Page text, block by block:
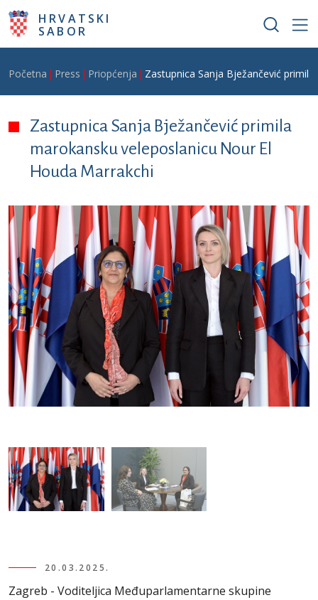
Skoči na glavni sadržaj
HRVATSKI
SABOR
Breadcrumb
Početna Press Priopćenja Zastupnica Sanja Bježančević
Zastupnica Sanja Bježančević primila
marokansku veleposlanicu Nour El
Houda Marrakchi
20.03.2025.
Zagreb - Voditeljica Međuparlamentarne skupine